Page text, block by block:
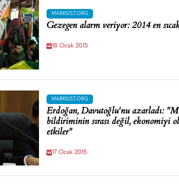
MARKSIST.ORG
Gezegen alarm veriyor: 2014 en
18 Ocak 2015
MARKSIST.ORG
Erdoğan, Davutoğlu'nu azarladı:
bildiriminin sırası değil, ekonomiyi
etkiler"
17 Ocak 2015